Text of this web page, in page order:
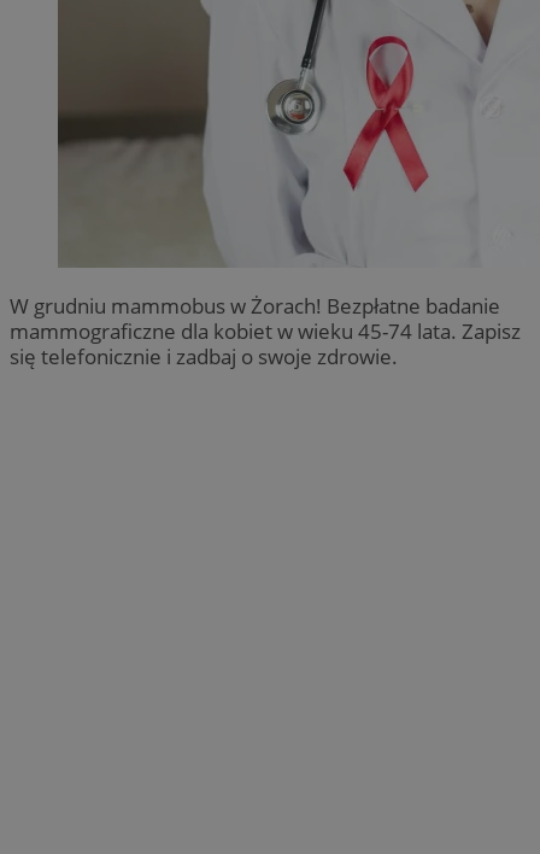
W grudniu mammobus w Żorach! Bezpłatne badanie
mammograficzne dla kobiet w wieku 45-74 lata. Zapisz
się telefonicznie i zadbaj o swoje zdrowie.